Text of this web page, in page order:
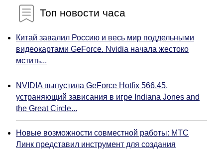
Топ новости часа
Китай завалил Россию и весь мир поддельными
видеокартами GeForce. Nvidia начала жестоко
мстить...
NVIDIA выпустила GeForce Hotfix 566.45,
устраняющий зависания в игре Indiana Jones and
the Great Circle...
Новые возможности совместной работы: МТС
Линк представил инструмент для создания